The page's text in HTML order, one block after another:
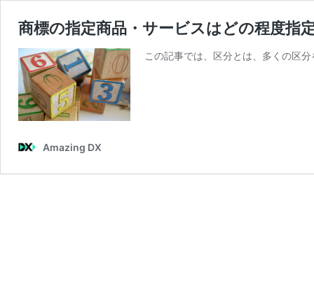
商標の指定商品・サービスはどの程度指
この記事では、区分とは、多くの区
Amazing DX